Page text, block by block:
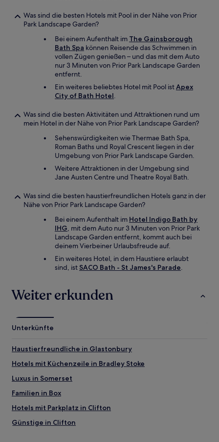
Was sind die besten Hotels mit Pool in der Nähe von Prior
Park Landscape Garden?
Bei einem Aufenthalt im The Gainsborough
Bath Spa können Reisende das Schwimmen in
vollen Zügen genießen – und das mit dem Auto
nur 3 Minuten von Prior Park Landscape Garden
entfernt.
Ein weiteres beliebtes Hotel mit Pool istApex
City of Bath Hotel.
Was sind die besten Aktivitäten und Attraktionen rund um
mein Hotel in der Nähe von Prior Park Landscape Garden?
Sehenswürdigkeiten wie Thermae Bath Spa,
Roman Baths und Royal Crescent liegen in der
Umgebung von Prior Park Landscape Garden.
Weitere Attraktionen in der Umgebung sind
Jane Austen Centre und Theatre Royal Bath.
Was sind die besten haustierfreundlichen Hotels ganz in der
Nähe von Prior Park Landscape Garden?
Bei einem Aufenthalt im Hotel Indigo Bath by
IHG, mit dem Auto nur 3 Minuten von Prior Park
Landscape Garden entfernt, kommt auch bei
deinem Vierbeiner Urlaubsfreude auf.
Ein weiteres Hotel, in dem Haustiere erlaubt
sind, ist SACO Bath - St James's Parade.
Weiter erkunden
Unterkünfte
Haustierfreundliche in Glastonbury
Hotels mit Küchenzeile in Bradley Stoke
Luxus in Somerset
Familien in Box
Hotels mit Parkplatz in Clifton
Günstige in Clifton